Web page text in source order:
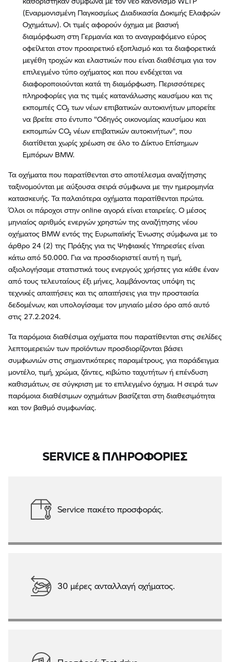
(Εναρμονισμένη Παγκοσμίως Διαδικασία Δοκιμής Ελαφρών
Οχημάτων). Οι τιμές αφορούν όχημα με βασική
διαμόρφωση στη Γερμανία και το αναγραφόμενο εύρος
οφείλεται στον προαιρετικό εξοπλισμό και τα διαφορετικά
μεγέθη τροχών και ελαστικών που είναι διαθέσιμα για τον
επιλεγμένο τύπο οχήματος και που ενδέχεται να
διαφοροποιούνται κατά τη διαμόρφωση. Περισσότερες
πληροφορίες για τις τιμές κατανάλωσης καυσίμου και τις
εκπομπές CO₂ των νέων επιβατικών αυτοκινήτων μπορείτε
να βρείτε στο έντυπο "Οδηγός οικονομίας καυσίμου και
εκπομπών CO₂ νέων επιβατικών αυτοκινήτων", που
διατίθεται χωρίς χρέωση σε όλο το Δίκτυο Επίσημων
Εμπόρων BMW.
Τα οχήματα που παρατίθενται στο αποτέλεσμα αναζήτησης
ταξινομούνται με αύξουσα σειρά σύμφωνα με την ημερομηνία
κατασκευής. Τα παλαιότερα οχήματα παρατίθενται πρώτα.
Όλοι οι πάροχοι στην online αγορά είναι εταιρείες. Ο μέσος
μηνιαίος αριθμός ενεργών χρηστών της αναζήτησης νέου
οχήματος BMW εντός της Ευρωπαϊκής Ένωσης σύμφωνα με το
άρθρο 24 (2) της Πράξης για τις Ψηφιακές Υπηρεσίες είναι
κάτω από 50.000. Για να προσδιοριστεί αυτή η τιμή,
αξιολογήσαμε στατιστικά τους ενεργούς χρήστες για κάθε έναν
από τους τελευταίους έξι μήνες, λαμβάνοντας υπόψη τις
τεχνικές απαιτήσεις και τις απαιτήσεις για την προστασία
δεδομένων, και υπολογίσαμε τον μηνιαίο μέσο όρο από αυτό
στις 27.2.2024.
Τα παρόμοια διαθέσιμα οχήματα που παρατίθενται στις σελίδες
λεπτομερειών των προϊόντων προσδιορίζονται βάσει
συμφωνιών στις σημαντικότερες παραμέτρους, για παράδειγμα
μοντέλο, τιμή, χρώμα, ζάντες, κιβώτιο ταχυτήτων ή επένδυση
καθισμάτων, σε σύγκριση με το επιλεγμένο όχημα. Η σειρά των
παρόμοια διαθέσιμων οχημάτων βασίζεται στη διαθεσιμότητα
και τον βαθμό συμφωνίας.
SERVICE & ΠΛΗΡΟΦΟΡΙΕΣ
Service πακέτο προσφοράς.
30 μέρες ανταλλαγή οχήματος.